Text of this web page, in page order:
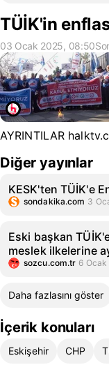
TÜİK'in
03 Ocak 2025, 08:50
AYRINTILAR
Diğer yayınlar
KESK'ten TÜİK'e
sondakika.com 3
Eski başkan
meslek ilkelerine
sozcu.com.tr 6 Ocak
Daha fazlasını göster
İçerik konuları
Eskişehir CHP